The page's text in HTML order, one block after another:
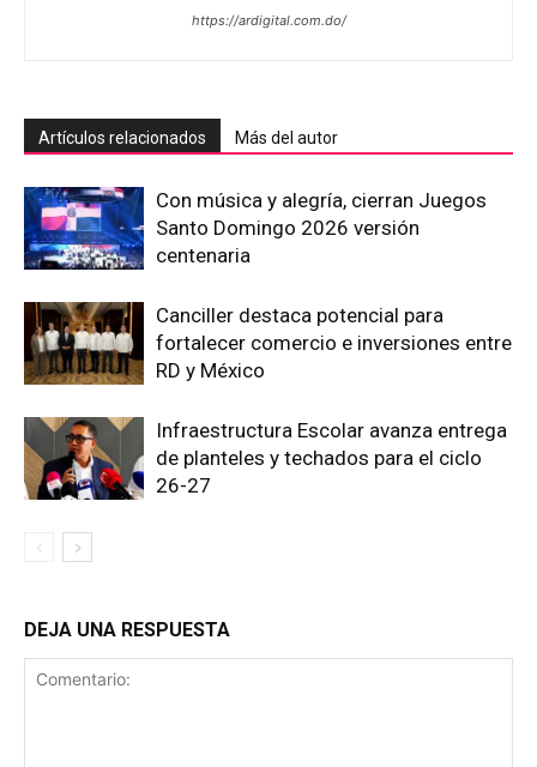
https://ardigital.com.do/
Artículos relacionados Más del autor
Con música y alegría, cierran Juegos
Santo Domingo 2026 versión
centenaria
Canciller destaca potencial para
fortalecer comercio e inversiones entre
RD y México
Infraestructura Escolar avanza entrega
de planteles y techados para el ciclo
26-27
DEJA UNA RESPUESTA